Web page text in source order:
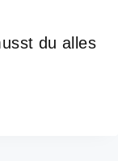
du alles